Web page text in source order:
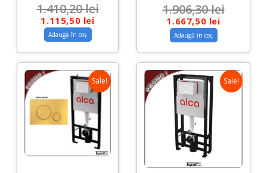
1.410,20lei
1.115,50 lei
Adaugă în coș
1.906,30lei
1.667,50 lei
Adaugă în coș
Sale! Sale!